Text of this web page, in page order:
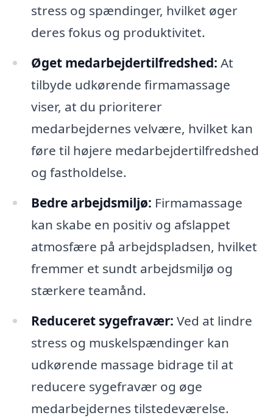
stress og spændinger, hvilket øger
deres fokus og produktivitet.
Øget medarbejdertilfredshed: At
tilbyde udkørende firmamassage
viser, at du prioriterer
medarbejdernes velvære, hvilket kan
føre til højere medarbejdertilfredshed
og fastholdelse.
Bedre arbejdsmiljø: Firmamassage
kan skabe en positiv og afslappet
atmosfære på arbejdspladsen, hvilket
fremmer et sundt arbejdsmiljø og
stærkere teamånd.
Reduceret sygefravær: Ved at lindre
stress og muskelspændinger kan
udkørende massage bidrage til at
reducere sygefravær og øge
medarbejdernes tilstedeværelse.